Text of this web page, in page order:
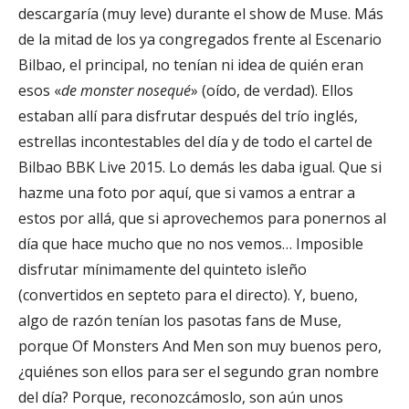
descargaría (muy leve) durante el show de Muse. Más
de la mitad de los ya congregados frente al Escenario
Bilbao, el principal, no tenían ni idea de quién eran
esos «de monster nosequé» (oído, de verdad). Ellos
estaban allí para disfrutar después del trío inglés,
estrellas incontestables del día y de todo el cartel de
Bilbao BBK Live 2015. Lo demás les daba igual. Que si
hazme una foto por aquí, que si vamos a entrar a
estos por allá, que si aprovechemos para ponernos al
día que hace mucho que no nos vemos… Imposible
disfrutar mínimamente del quinteto isleño
(convertidos en septeto para el directo). Y, bueno,
algo de razón tenían los pasotas fans de Muse,
porque Of Monsters And Men son muy buenos pero,
¿quiénes son ellos para ser el segundo gran nombre
del día? Porque, reconozcámoslo, son aún unos